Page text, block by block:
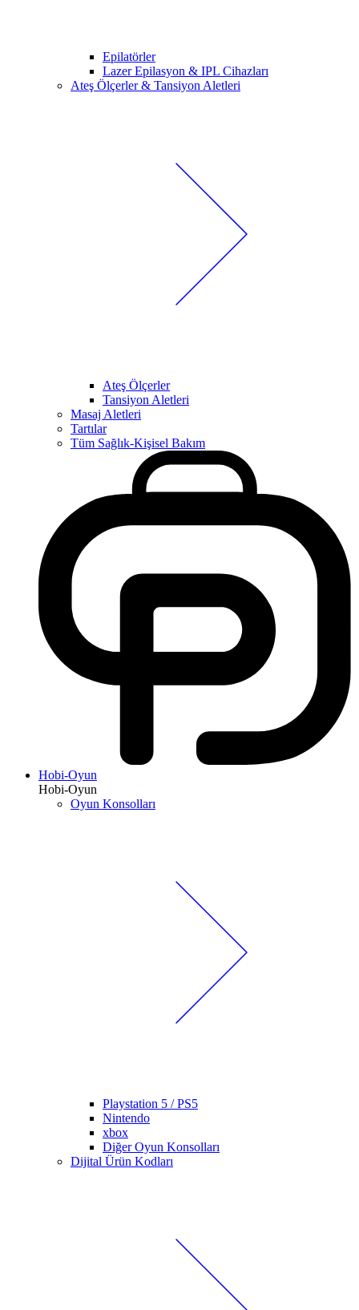
Epilatörler
Lazer Epilasyon & IPL Cihazları
Ateş Ölçerler & Tansiyon Aletleri
Ateş Ölçerler
Tansiyon Aletleri
Masaj Aletleri
Tartılar
Tüm Sağlık-Kişisel Bakım
Hobi-Oyun
Hobi-Oyun
Oyun Konsolları
Playstation 5 / PS5
Nintendo
xbox
Diğer Oyun Konsolları
Dijital Ürün Kodları